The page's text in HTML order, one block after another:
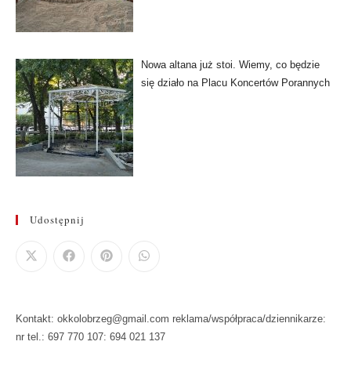
Nowa altana już stoi. Wiemy, co będzie
się działo na Placu Koncertów Porannych
Udostępnij
Kontakt: okkolobrzeg@gmail.com reklama/współpraca/dziennikarze:
nr tel.: 697 770 107: 694 021 137